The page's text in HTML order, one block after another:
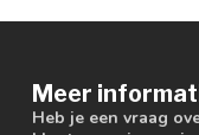
Meer
Heb je een vraag